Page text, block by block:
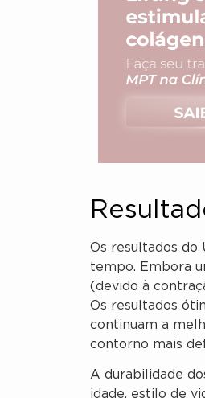
Os resultados do
tempo. Embora
(devido à
Os resultados
continuam a
contorno mais
A durabilidade
idade, estilo de